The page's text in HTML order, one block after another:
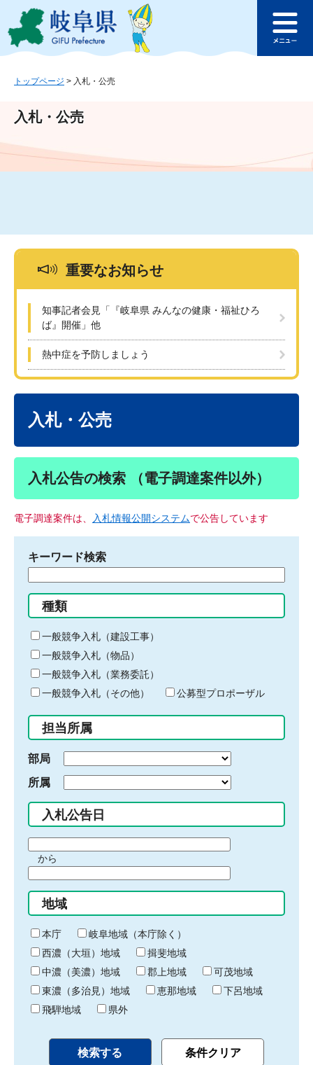
ジ
ュ
文
このページの本文へ
ュ
トップページ > 入札・公売
入札・公売
重要なお知らせ
知事記者会見「『岐阜県 みんなの健康・福祉ひろ
ば』開催」他
熱中症を予防しましょう
入札・公売
入札公告の検索 （電子調達案件以外）
電子調達案件は、 入札情報公開システムで公告しています
キーワード検索
る
キ
ー
ワ
ー
ド
入
力
種類
一般競争入札（建設工事）
一般競争入札（物品）
一般競争入札（業務委託）
一般競争入札（その他）
公募型プロポーザル
担当所属
部局
所属
入札公告日
間
始
り
から
間
終
わ
り
地域
本庁
岐阜地域（本庁除く）
西濃（大垣）地域
揖斐地域
中濃（美濃）地域
郡上地域
可茂地域
東濃（多治見）地域
恵那地域
下呂地域
飛騨地域
県外